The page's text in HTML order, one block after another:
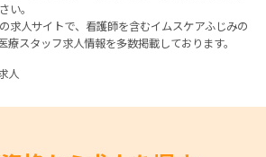
い。
求人サイトで、看護師を含むイムスケアふじみの
療スタッフ求人情報を多数掲載しております。
人